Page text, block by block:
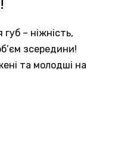
– ніжність,
зсередини!
та молодші на